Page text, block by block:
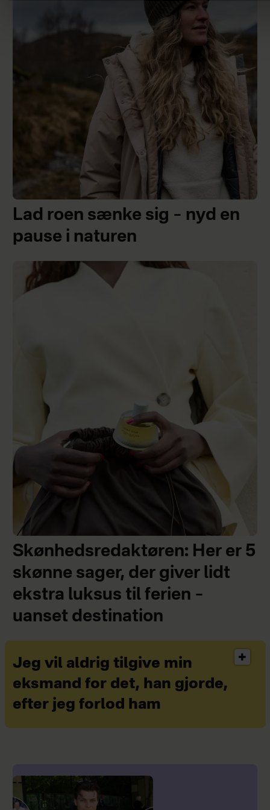
Lad roen sænke sig – nyd en
pause i naturen
Skønhedsredaktøren: Her er 5
skønne sager, der giver lidt
ekstra luksus til ferien –
uanset destination
Jeg vil aldrig tilgive min
eksmand for det, han gjorde,
efter jeg forlod ham